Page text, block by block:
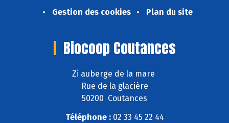
Gestion des cookies
Plan du site
Biocoop Coutances
Zi auberge de la mare
Rue de la glacière
50200 Coutances
Téléphone :02 33 45 22 44